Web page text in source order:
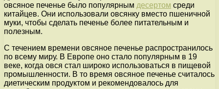
овсяное печенье было популярным десертом среди
китайцев. Они использовали овсянку вместо пшеничной
муки, чтобы сделать печенье более питательным и
полезным.
С течением времени овсяное печенье распространилось
по всему миру. В Европе оно стало популярным в 19
веке, когда овся стал широко использоваться в пищевой
промышленности. В то время овсяное печенье считалось
диетическим продуктом и рекомендовалось для